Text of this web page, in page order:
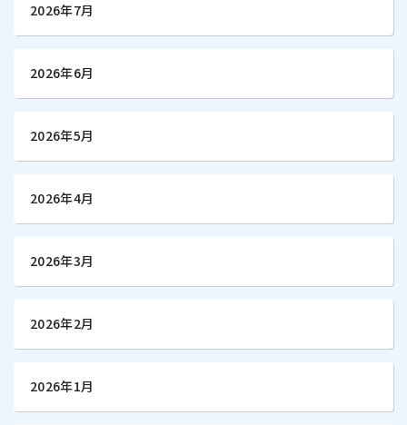
2026年7月
2026年6月
2026年5月
2026年4月
2026年3月
2026年2月
2026年1月